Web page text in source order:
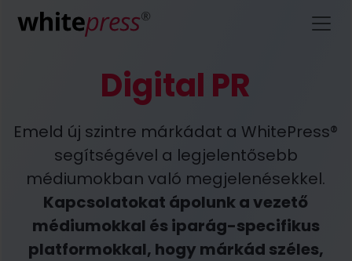
Digital PR
Emeld új szintre márkádat a WhitePress®
segítségével a legjelentősebb
médiumokban való megjelenésekkel.
Kapcsolatokat ápolunk a vezető
médiumokkal és iparág-specifikus
platformokkal, hogy márkád széles,